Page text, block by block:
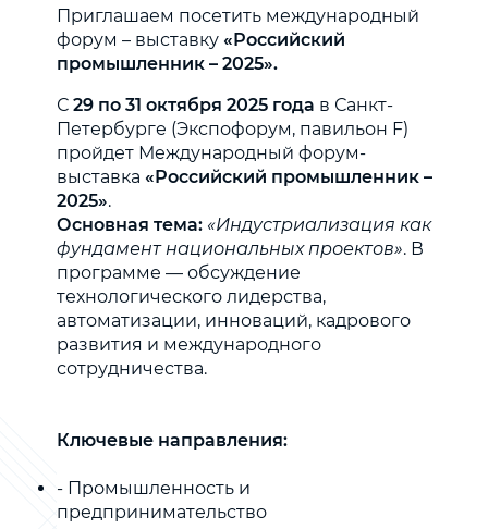
Приглашаем посетить международный
форум – выставку «Российский
промышленник – 2025».
С 29 по 31 октября 2025 года в Санкт-
Петербурге (Экспофорум, павильон F)
пройдет Международный форум-
выставка «Российский промышленник –
2025».
Основная тема: «Индустриализация как
фундамент национальных проектов». В
программе — обсуждение
технологического лидерства,
автоматизации, инноваций, кадрового
развития и международного
сотрудничества.
Ключевые направления:
- Промышленность и
предпринимательство